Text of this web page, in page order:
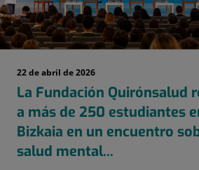
22 de abril de 2026
La Fundación Quirónsalud
a más de 250 estudiantes
Bizkaia en un encuentro
salud mental...